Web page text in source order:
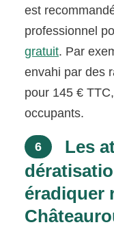
est
professionnel
gratuit. Par
envahi par des
pour 145 €
occupants.
6
Les
éradiquer